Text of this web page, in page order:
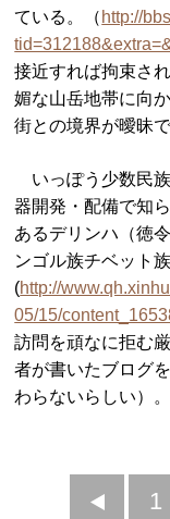
ている。（ http://
接近すれば拘束さ
媚な山岳地帯に向
街との境界が曖昧
いっぽう少数民
器開発・配備で知
あるデリンハ（徳
ンゴル族チベット
(http://
05/15/
訪問を頑なに拒む
者が書いたブログ
わらないらしい）。
前
1